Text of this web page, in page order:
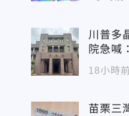
川普多
院急喊
配額
18小時前
苗栗三